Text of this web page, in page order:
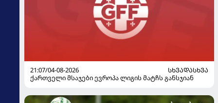
21:07/04-08-2026
ᲡᲮᲕᲐᲓᲐᲡᲮᲕᲐ
ქართველი მსაჯები ევროპა ლიგის მატჩს განსჯიან